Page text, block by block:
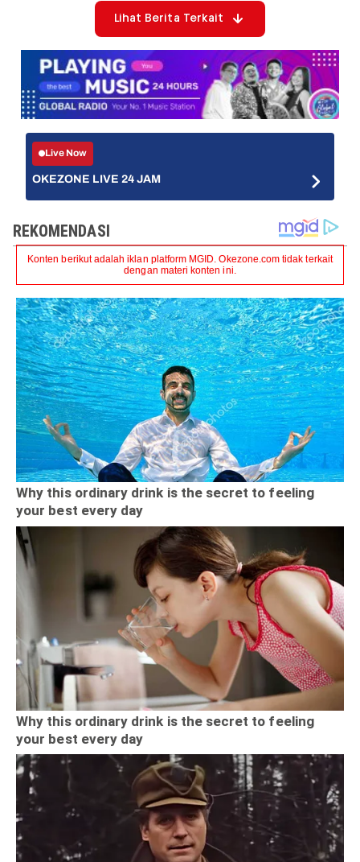
Lihat Berita Terkait
Live Now
OKEZONE LIVE 24 JAM